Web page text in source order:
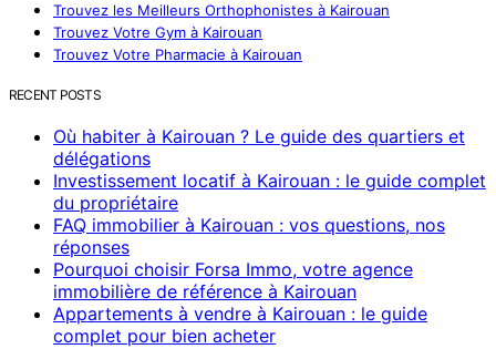
Trouvez les Meilleurs Orthophonistes à Kairouan
Trouvez Votre Gym à Kairouan
Trouvez Votre Pharmacie à Kairouan
RECENT POSTS
Où habiter à Kairouan ? Le guide des quartiers et
délégations
Investissement locatif à Kairouan : le guide complet
du propriétaire
FAQ immobilier à Kairouan : vos questions, nos
réponses
Pourquoi choisir Forsa Immo, votre agence
immobilière de référence à Kairouan
Appartements à vendre à Kairouan : le guide
complet pour bien acheter